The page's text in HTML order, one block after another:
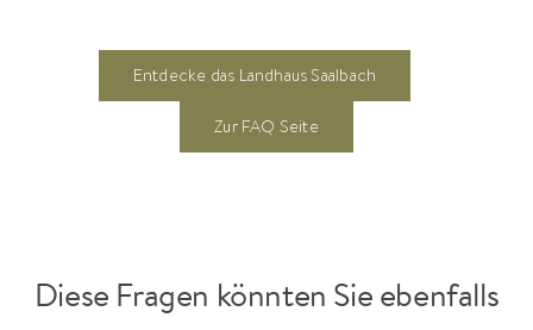
Entdecke das Landhaus Saalbach
Zur FAQ Seite
Diese Fragen könnten Sie ebenfalls